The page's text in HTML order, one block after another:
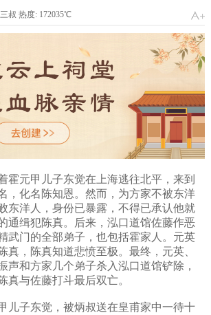
叔 热度: 172035℃
元甲儿子东觉在上海逃往北平，来到
，化名陈知恩。然而，为方家不被东洋
东洋人，身份已暴露，不得已承认他就
通缉犯陈真。后来，泓口道馆佐藤作恶
武门的全部弟子，也包括霍家人。元英
真，陈真知道悲愤至极。最终，元英、
声和方家几个弟子杀入泓口道馆铲除，
真与佐藤打斗最后双亡。
子东觉，被炳叔送在皇甫家中一待十